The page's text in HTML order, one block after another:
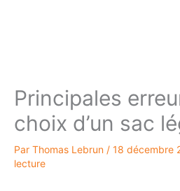
Principales
choix d’un sac
Par Thomas Lebrun / 18 décembre
lecture